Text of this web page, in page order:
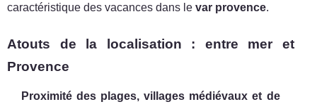
caractéristique des vacances dans le var provence.
Atouts de la localisation : entre mer et
Provence
Proximité des plages, villages médiévaux et de